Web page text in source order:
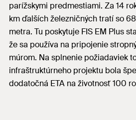
parížskymi predmestiami. Za 14
km ďalších železničných tratí so
metra. Tu poskytuje FIS EM Plus
že sa používa na pripojenie
múrom. Na splnenie požiadaviek
infraštruktúrneho projektu bola
dodatočná ETA na životnosť 100